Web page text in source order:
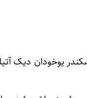
یوخودان دیک